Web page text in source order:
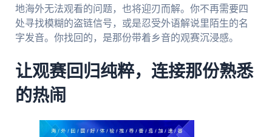
地海外无法观看的问题，也将迎刃而解。你不再需要四
处寻找模糊的盗链信号，或是忍受外语解说里陌生的名
字发音。你找回的，是那份带着乡音的观赛沉浸感。
让观赛回归纯粹，连接那份熟悉
的热闹